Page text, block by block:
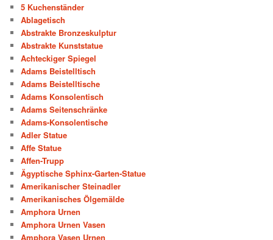
5 Kuchenständer
Ablagetisch
Abstrakte Bronzeskulptur
Abstrakte Kunststatue
Achteckiger Spiegel
Adams Beistelltisch
Adams Beistelltische
Adams Konsolentisch
Adams Seitenschränke
Adams-Konsolentische
Adler Statue
Affe Statue
Affen-Trupp
Ägyptische Sphinx-Garten-Statue
Amerikanischer Steinadler
Amerikanisches Ölgemälde
Amphora Urnen
Amphora Urnen Vasen
Amphora Vasen Urnen